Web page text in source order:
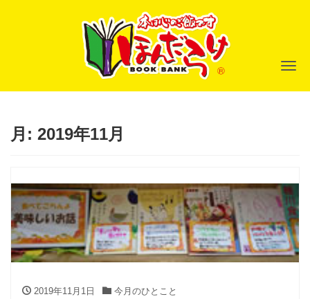
ナ
月: 2019年11月
2019年11月1日 今月のひとこと